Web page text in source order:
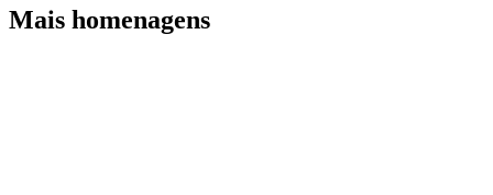
Mais homenagens